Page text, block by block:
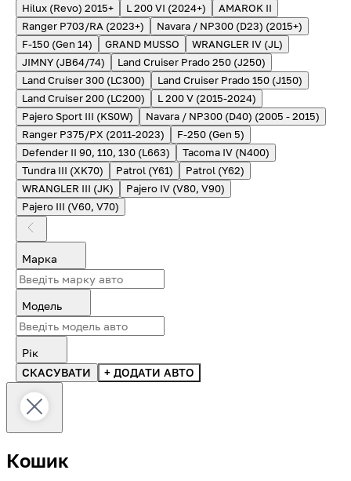
Hilux (Revo) 2015+ L 200 VI (2024+)
AMAROK II
Ranger P703/RA (2023+)
Navara / NP300 (D23) (2015+)
F-150 (Gen 14)
GRAND MUSSO
WRANGLER IV (JL)
JIMNY (JB64/74)
Land Cruiser Prado 250 (J250)
Land Cruiser 300 (LC300)
Land Cruiser Prado 150 (J150)
Land Cruiser 200 (LC200)
L 200 V (2015-2024)
Pajero Sport III (KS0W)
Navara / NP300 (D40) (2005 - 2015)
Ranger P375/PX (2011-2023)
F-250 (Gen 5)
Defender II 90, 110, 130 (L663)
Tacoma IV (N400)
Tundra III (XK70)
Patrol (Y61)
Patrol (Y62)
WRANGLER III (JK)
Pajero IV (V80, V90)
Pajero III (V60, V70)
Марка
Модель
Рік
СКАСУВАТИ
+ ДОДАТИ АВТО
Кошик